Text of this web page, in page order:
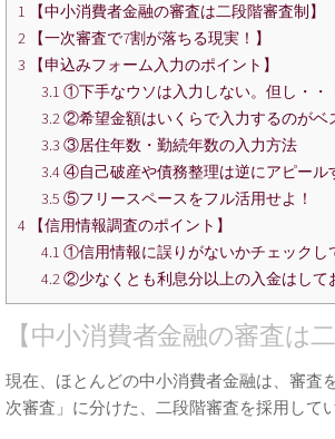
1 【中小消費者金融の審査は二段階審査制】
2 【一次審査で7割が落ちる現実！】
3 【申込みフォーム入力のポイント】
3.1 ①下手なウソは入力しない。但し・・
3.2②希望金額はいくらで入力するのがベ
3.3 ③居住年数・勤続年数の入力方法
3.4④自己破産や債務整理は逆にアピール
3.5 ⑤フリースペースをフル活用せよ！
4 【信用情報調査のポイント】
4.1 ①信用情報に誤りがないかチェックし
4.2②少なくとも利息分以上の入金はして
【中小消費者金融の審査は
現在、ほとんどの中小消費者金融は、審査
次審査」に分けた、二段階審査を採用してい